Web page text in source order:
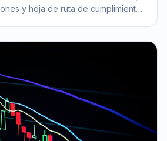
y hoja de ruta de cumplimiento